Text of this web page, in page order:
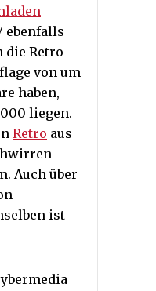
ebenfalls
die Retro
von um
haben,
liegen.
Retro aus
Auch über
ist